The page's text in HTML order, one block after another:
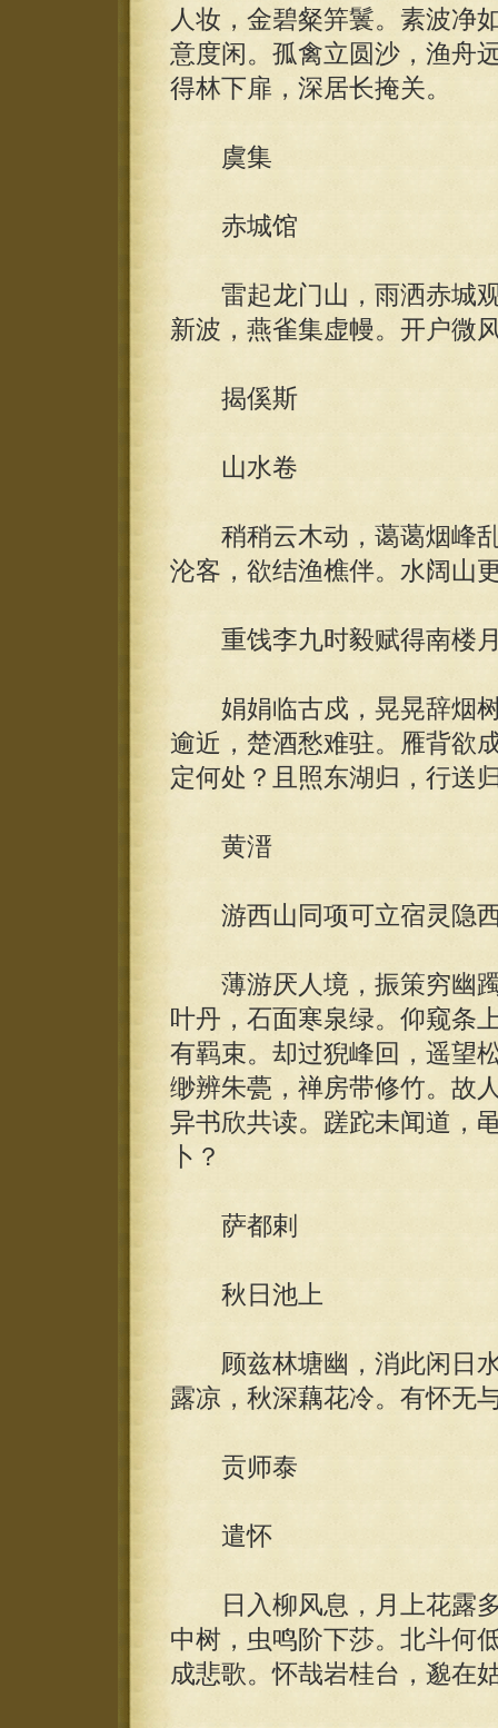
人妆，金碧粲笄鬟。素波净
意度闲。孤禽立圆沙，渔舟
得林下扉，深居长掩关。
虞集
赤城馆
雷起龙门山，雨洒赤城观
新波，燕雀集虚幔。开户微
揭傒斯
山水卷
稍稍云木动，蔼蔼烟峰乱
沦客，欲结渔樵伴。水阔山
重饯李九时毅赋得南楼
娟娟临古戍，晃晃辞烟树
逾近，楚酒愁难驻。雁背欲
定何处？且照东湖归，行送
黄溍
游西山同项可立宿灵隐
薄游厌人境，振策穷幽躅
叶丹，石面寒泉绿。仰窥条
有羁束。却过猊峰回，遥望
缈辨朱甍，禅房带修竹。故
异书欣共读。蹉跎未闻道，
卜？
萨都剌
秋日池上
顾兹林塘幽，消此闲日水
露凉，秋深藕花冷。有怀无
贡师泰
遣怀
日入柳风息，月上花露多
中树，虫鸣阶下莎。北斗何
成悲歌。怀哉岩桂台，邈在